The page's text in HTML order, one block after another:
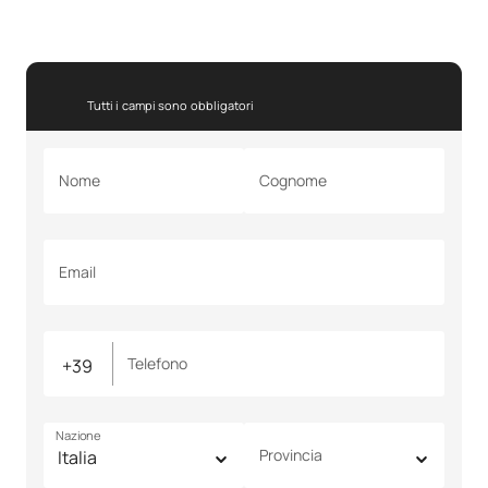
Tutti i campi sono obbligatori
Nome Cognome
Email
Telefono
Nazione
Provincia